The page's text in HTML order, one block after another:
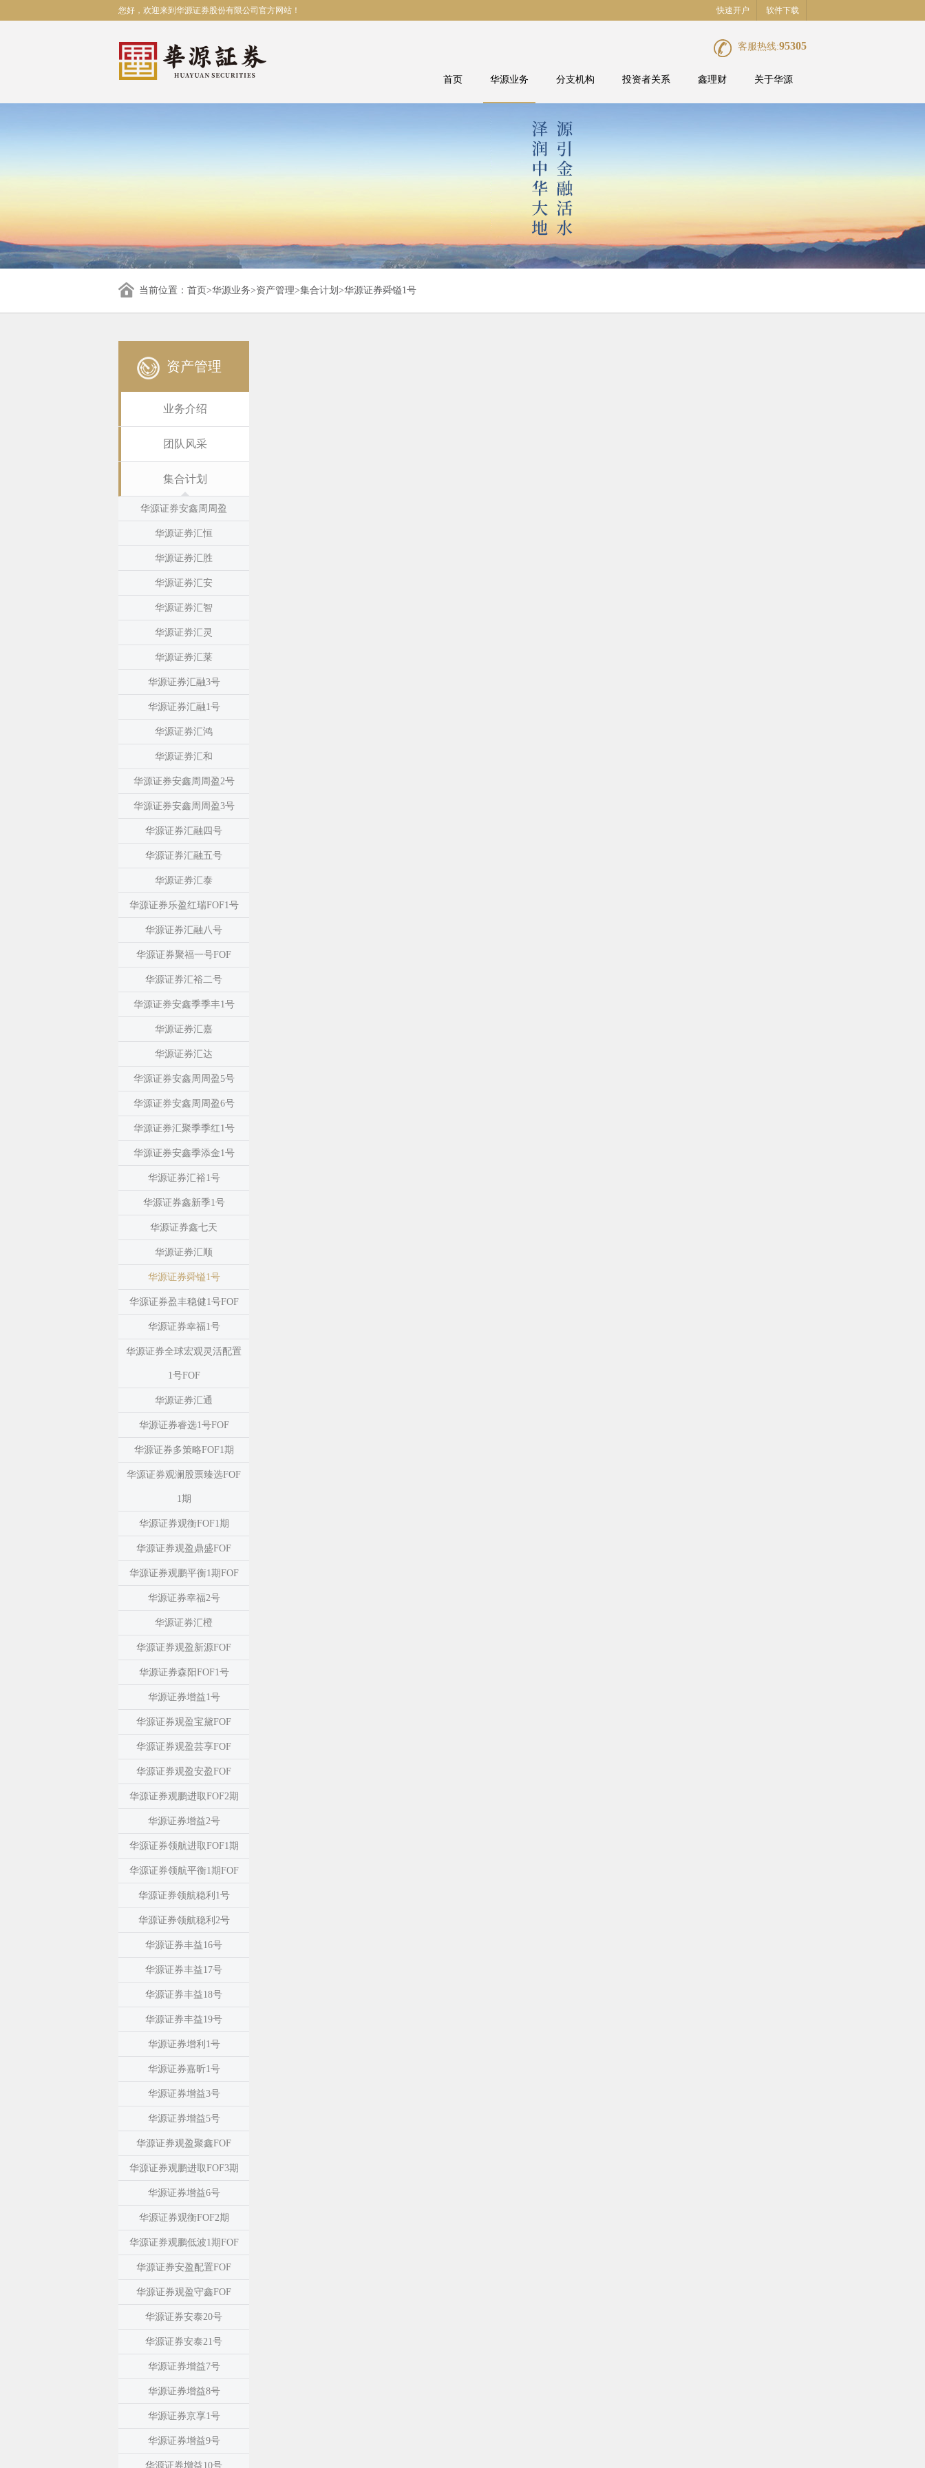
您好，欢迎来到华源证券股份有限公司官方网站！ 快速开户 软件下载
客服热线:95305
首页 华源业务 分支机构 投资者关系 鑫理财 关于华源
当前位置： 首页>华源业务>资产管理>集合计划 >华源证券舜镒1号
资产管理
业务介绍
团队风采
集合计划
华源证券安鑫周周盈
华源证券汇恒
华源证券汇胜
华源证券汇安
华源证券汇智
华源证券汇灵
华源证券汇莱
华源证券汇融3号
华源证券汇融1号
华源证券汇鸿
华源证券汇和
华源证券安鑫周周盈2号
华源证券安鑫周周盈3号
华源证券汇融四号
华源证券汇融五号
华源证券汇泰
华源证券乐盈红瑞FOF1号
华源证券汇融八号
华源证券聚福一号FOF
华源证券汇裕二号
华源证券安鑫季季丰1号
华源证券汇嘉
华源证券汇达
华源证券安鑫周周盈5号
华源证券安鑫周周盈6号
华源证券汇聚季季红1号
华源证券安鑫季添金1号
华源证券汇裕1号
华源证券鑫新季1号
华源证券鑫七天
华源证券汇顺
华源证券舜镒1号
华源证券盈丰稳健1号FOF
华源证券幸福1号
华源证券全球宏观灵活配置
1号FOF
华源证券汇通
华源证券睿选1号FOF
华源证券多策略FOF1期
华源证券观澜股票臻选FOF
1期
华源证券观衡FOF1期
华源证券观盈鼎盛FOF
华源证券观鹏平衡1期FOF
华源证券幸福2号
华源证券汇橙
华源证券观盈新源FOF
华源证券森阳FOF1号
华源证券增益1号
华源证券观盈宝黛FOF
华源证券观盈芸享FOF
华源证券观盈安盈FOF
华源证券观鹏进取FOF2期
华源证券增益2号
华源证券领航进取FOF1期
华源证券领航平衡1期FOF
华源证券领航稳利1号
华源证券领航稳利2号
华源证券丰益16号
华源证券丰益17号
华源证券丰益18号
华源证券丰益19号
华源证券增利1号
华源证券嘉昕1号
华源证券增益3号
华源证券增益5号
华源证券观盈聚鑫FOF
华源证券观鹏进取FOF3期
华源证券增益6号
华源证券观衡FOF2期
华源证券观鹏低波1期FOF
华源证券安盈配置FOF
华源证券观盈守鑫FOF
华源证券安泰20号
华源证券安泰21号
华源证券增益7号
华源证券增益8号
华源证券京享1号
华源证券增益9号
华源证券增益10号